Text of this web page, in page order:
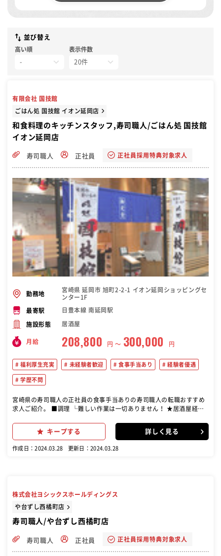
並び替え
高い順 表示件数
有限会社 国技館
ごはん処 国技館 イオン延岡店
和食料理のキッチンスタッフ,寿司職人/ごはん処 国技館
イオン延岡店
寿司職人 正社員 正社員採用特典対象求人
勤務地
宮崎県 延岡市 旭町2-2-1 イオン延岡ショッピングセ
ンター1F
最寄駅 日豊本線 南延岡駅
施設形態 居酒屋
月給 208,800 円 〜 300,000 円
福利厚生充実 未経験者歓迎 食事手当あり 経験者優遇
学歴不問
宮崎県の寿司職人の正社員の食事手当ありの寿司職人の転職おすすめ
求人ご紹介。 ■調理 └難しい作業は一切ありません！ ★居酒屋経験
流を目指して ≫ 教育体制が充実しているため、 初めての方も安心し
て働けます！ わからないことはなんでも相談OK
キープする 詳しく見る
作成日：2024.03.28 更新日：2024.03.28
株式会社ヨシックスホールディングス
や台ずし西橘町店
寿司職人/や台ずし西橘町店
寿司職人 正社員 正社員採用特典対象求人